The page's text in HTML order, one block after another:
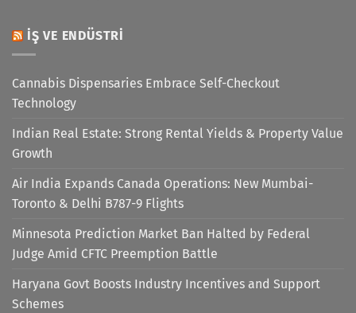
İŞ VE ENDÜSTRI
Cannabis Dispensaries Embrace Self-Checkout
Technology
Indian Real Estate: Strong Rental Yields & Property Value
Growth
Air India Expands Canada Operations: New Mumbai-
Toronto & Delhi B787-9 Flights
Minnesota Prediction Market Ban Halted by Federal
Judge Amid CFTC Preemption Battle
Haryana Govt Boosts Industry Incentives and Support
Schemes